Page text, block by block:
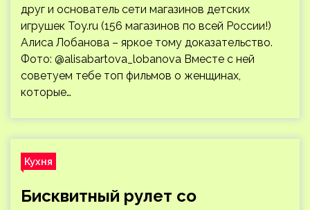
друг и основатель сети магазинов детских
игрушек Toy.ru (156 магазинов по всей России!)
Алиса Лобанова – яркое тому доказательство.
Фото: @alisabartova_lobanova Вместе с ней
советуем тебе топ фильмов о женщинах,
которые…
Кухня
Бисквитный рулет со